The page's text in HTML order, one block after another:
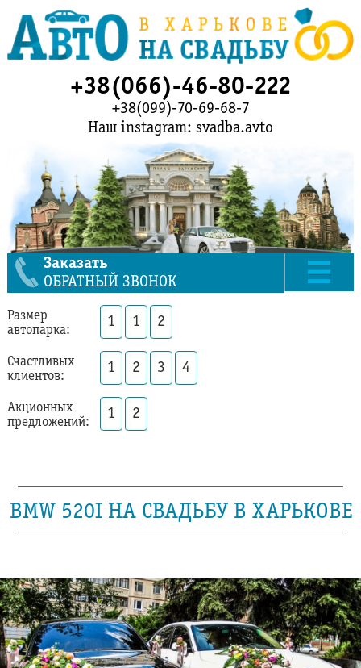
+38(066)-46-80-222
+38(099)-70-69-68-7
Наш instagram: svadba.avto
Заказать
ОБРАТНЫЙ ЗВОНОК
Размер
автопарка:
1 1 2
Счастливых
клиентов:
1 2 3 4
Акционных
предложений:
1 2
BMW 520I НА СВАДЬБУ В ХАРЬКОВЕ